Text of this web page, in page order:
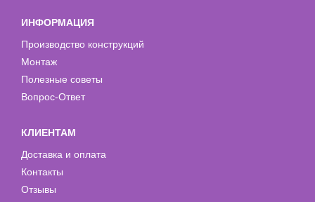
ИНФОРМАЦИЯ
Производство конструкций
Монтаж
Полезные советы
Вопрос-Ответ
КЛИЕНТАМ
Доставка и оплата
Контакты
Отзывы